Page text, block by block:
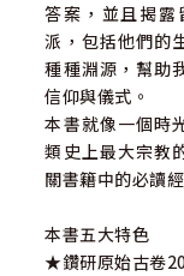
答案，並且揭
派，包括他們的
種種淵源，幫助
信仰與儀式。
本書就像一個時
類史上最大宗教
關書籍中的必讀經
本書五大特色
★鑽研原始古卷